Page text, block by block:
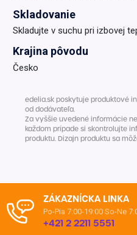
Skladovanie
Skladujte v suchu pri izbovej
Krajina pôvodu
Česko
edelia.sk poskytuje produktové
od dodávateľa.
Za vyššie uvedené informácie
každom prípade si skontrolujte
produktu. Dizajn produktu sa
ZÁKAZNÍCKA LINKA
Po-Pia 7:00-19:00 So-Ne
+421 2 2211 5551